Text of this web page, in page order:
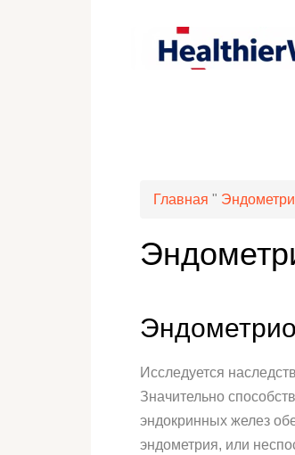
Главная "
Исследуется
Значительно
эндокринных желез
эндометрия, или